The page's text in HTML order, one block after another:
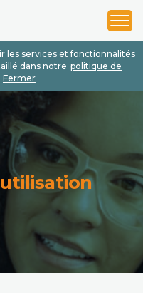
les services et fonctionnalités
dans notre politique de
Fermer
1
2
3